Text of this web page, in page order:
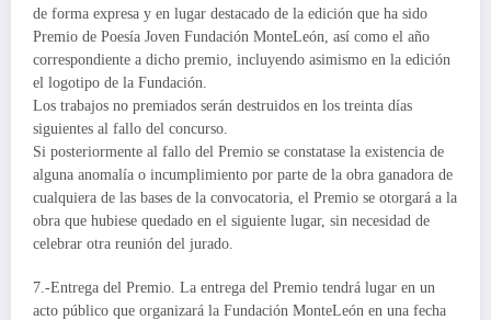
de forma expresa y en lugar destacado de la edición que ha sido
Premio de Poesía Joven Fundación MonteLeón, así como el año
correspondiente a dicho premio, incluyendo asimismo en la edición
el logotipo de la Fundación.
Los trabajos no premiados serán destruidos en los treinta días
siguientes al fallo del concurso.
Si posteriormente al fallo del Premio se constatase la existencia de
alguna anomalía o incumplimiento por parte de la obra ganadora de
cualquiera de las bases de la convocatoria, el Premio se otorgará a la
obra que hubiese quedado en el siguiente lugar, sin necesidad de
celebrar otra reunión del jurado.
7.-Entrega del Premio. La entrega del Premio tendrá lugar en un
acto público que organizará la Fundación MonteLeón en una fecha